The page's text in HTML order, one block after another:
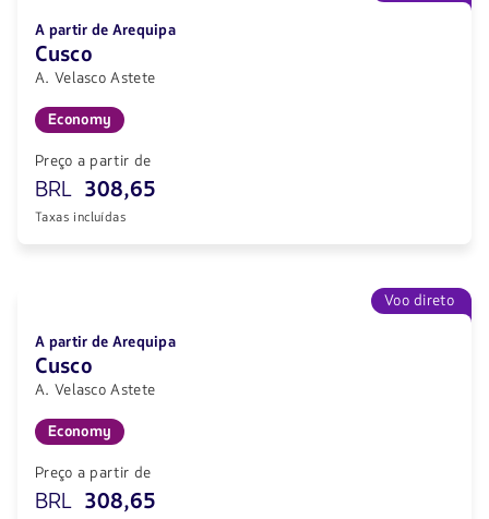
A partir de Arequipa
Cusco
A. Velasco Astete
Economy
Preço a partir de
BRL 308,65
Taxas incluídas
Voo direto
A partir de Arequipa
Cusco
A. Velasco Astete
Economy
Preço a partir de
BRL 308,65